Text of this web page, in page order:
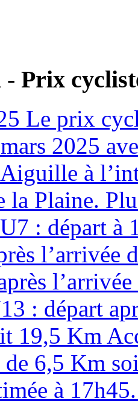
- Prix
Le prix
2025
à
la Plaine.
: départ à
l’arrivée
: départ
19,5 Km
6,5 Km
à